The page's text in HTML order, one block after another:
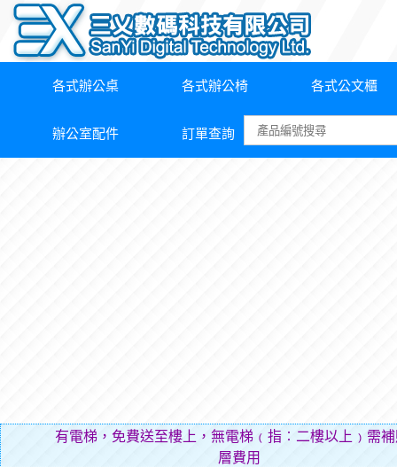
各式辦公桌 各式辦公椅 各式公文櫃
辦公室配件 訂單查詢
有電梯，免費送至樓上，無電梯﹙指︰二樓以上﹚需
層費用（貼補